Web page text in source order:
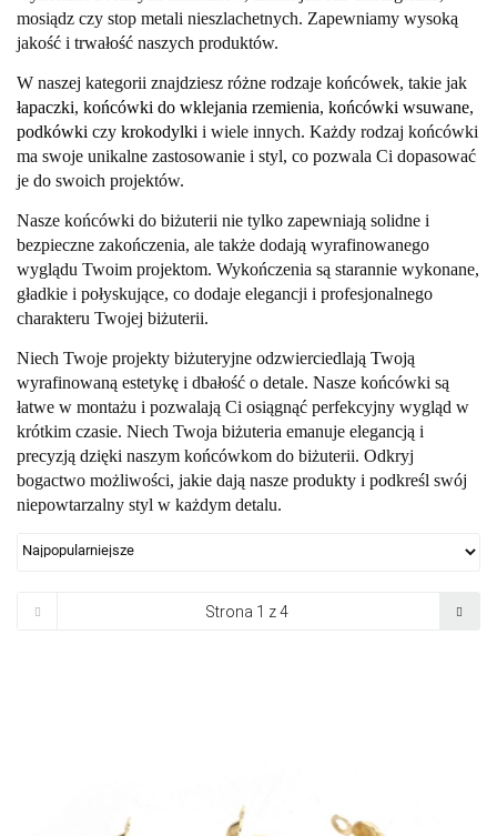
mosiądz czy stop metali nieszlachetnych. Zapewniamy wysoką
jakość i trwałość naszych produktów.
W naszej kategorii znajdziesz różne rodzaje końcówek, takie jak
łapaczki, końcówki do wklejania rzemienia, końcówki wsuwane,
podkówki czy krokodylki i wiele innych. Każdy rodzaj końcówki
ma swoje unikalne zastosowanie i styl, co pozwala Ci dopasować
je do swoich projektów.
Nasze końcówki do biżuterii nie tylko zapewniają solidne i
bezpieczne zakończenia, ale także dodają wyrafinowanego
wyglądu Twoim projektom. Wykończenia są starannie wykonane,
gładkie i połyskujące, co dodaje elegancji i profesjonalnego
charakteru Twojej biżuterii.
Niech Twoje projekty biżuteryjne odzwierciedlają Twoją
wyrafinowaną estetykę i dbałość o detale. Nasze końcówki są
łatwe w montażu i pozwalają Ci osiągnąć perfekcyjny wygląd w
krótkim czasie. Niech Twoja biżuteria emanuje elegancją i
precyzją dzięki naszym końcówkom do biżuterii. Odkryj
bogactwo możliwości, jakie dają nasze produkty i podkreśl swój
niepowtarzalny styl w każdym detalu.